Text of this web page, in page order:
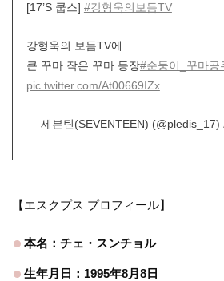
[17’S 쿱스] #강형욱의보듬TV
강형욱의 보듬TV에
큰 꾸마 작은 꾸마 등장#순둥이_꾸마공
pic.twitter.com/At00669IZx
— 세븐틴(SEVENTEEN) (@pledis_17)
【エスクプス プロフィール】
本名：チェ・スンチョル
生年月日：1995年8月8日